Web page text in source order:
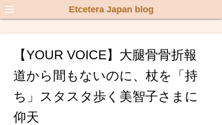
Etcetera Japan blog
【YOUR VOICE】大腿骨骨折報
道から間もないのに、杖を「持
ち」スタスタ歩く美智子さまに
仰天